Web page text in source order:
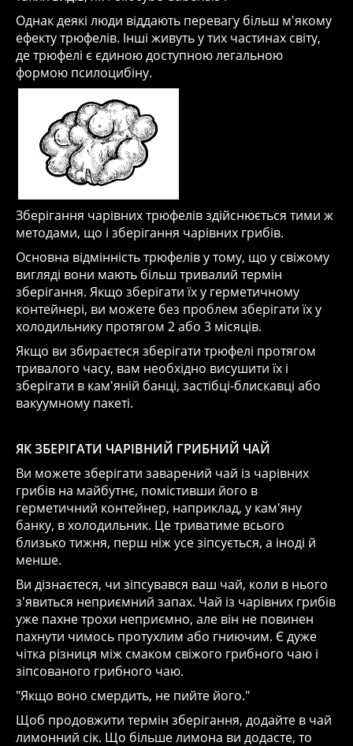
Однак деякі люди віддають перевагу більш м'якому
ефекту трюфелів. Інші живуть у тих частинах світу,
де трюфелі є єдиною доступною легальною
формою псилоцибіну.
Зберігання чарівних трюфелів здійснюється тими ж
методами, що і зберігання чарівних грибів.
Основна відмінність трюфелів у тому, що у свіжому
вигляді вони мають більш тривалий термін
зберігання. Якщо зберігати їх у герметичному
контейнері, ви можете без проблем зберігати їх у
холодильнику протягом 2 або 3 місяців.
Якщо ви збираєтеся зберігати трюфелі протягом
тривалого часу, вам необхідно висушити їх і
зберігати в кам'яній банці, застібці-блискавці або
вакуумному пакеті.
ЯК ЗБЕРІГАТИ ЧАРІВНИЙ ГРИБНИЙ ЧАЙ
Ви можете зберігати заварений чай із чарівних
грибів на майбутнє, помістивши його в
герметичний контейнер, наприклад, у кам'яну
банку, в холодильник. Це триватиме всього
близько тижня, перш ніж усе зіпсується, а іноді й
менше.
Ви дізнаєтеся, чи зіпсувався ваш чай, коли в нього
з'явиться неприємний запах. Чай із чарівних грибів
уже пахне трохи неприємно, але він не повинен
пахнути чимось протухлим або гниючим. Є дуже
чітка різниця між смаком свіжого грибного чаю і
зіпсованого грибного чаю.
"Якщо воно смердить, не пийте його."
Щоб продовжити термін зберігання, додайте в чай
лимонний сік. Що більше лимона ви додасте, то